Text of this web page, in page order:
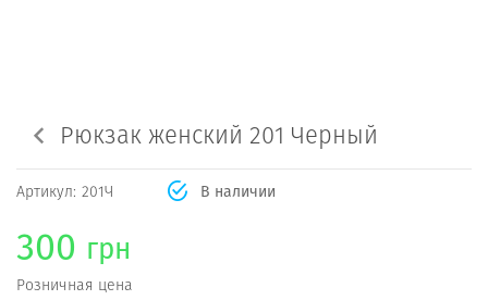
Рюкзак женский 201 Черный
Артикул: 201Ч В наличии
300 грн
Розничная цена